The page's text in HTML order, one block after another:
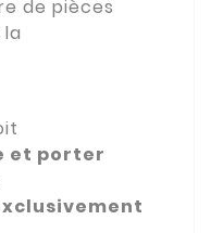
de pièces
et porter